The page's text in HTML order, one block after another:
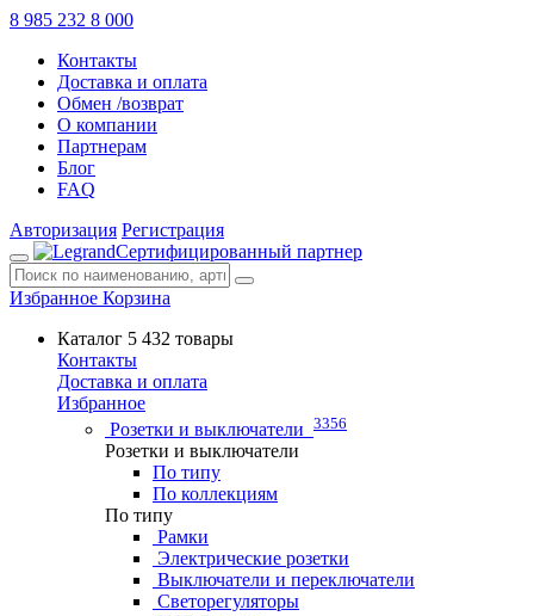
8 985 232 8 000
Контакты
Доставка и оплата
Обмен /возврат
О компании
Партнерам
Блог
FAQ
Авторизация Регистрация
Сертифицированный партнер
Избранное Корзина
Каталог 5 432 товары
Контакты
Доставка и оплата
Избранное
Розетки и выключатели 3356
Розетки и выключатели
По типу
По коллекциям
По типу
Рамки
Электрические розетки
Выключатели и переключатели
Светорегуляторы